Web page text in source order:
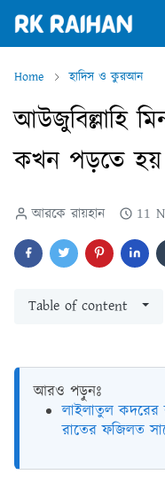
Home হাদিস ও কুরআন
আউজুবিল্লাহি
কখন পড়তে হয়
আরকে রায়হান 11
Table of content
আরও পড়ুনঃ
লাইলাতুল কদরের
রাতের ফজিলত